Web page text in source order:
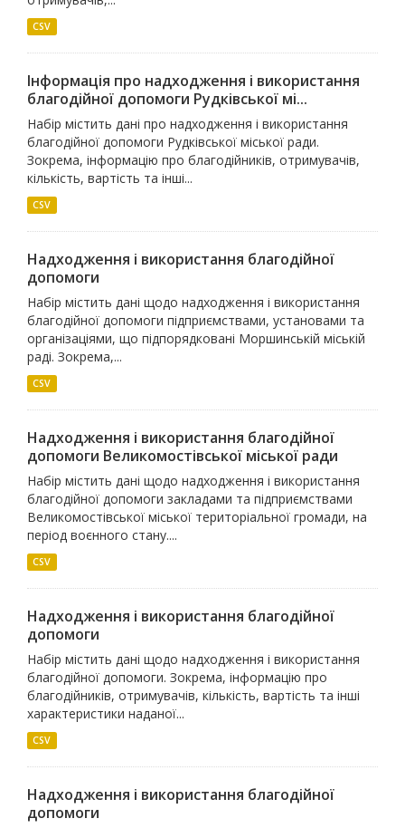
CSV
Інформація про надходження і використання
благодійної допомоги Рудківської мі...
Набір містить дані про надходження і використання
благодійної допомоги Рудківської міської ради.
Зокрема, інформацію про благодійників, отримувачів,
кількість, вартість та інші...
CSV
Надходження і використання благодійної
допомоги
Набір містить дані щодо надходження і використання
благодійної допомоги підприємствами, установами та
організаціями, що підпорядковані Моршинській міській
раді. Зокрема,...
CSV
Надходження і використання благодійної
допомоги Великомостівської міської ради
Набір містить дані щодо надходження і використання
благодійної допомоги закладами та підприємствами
Великомостівської міської територіальної громади, на
період воєнного стану....
CSV
Надходження і використання благодійної
допомоги
Набір містить дані щодо надходження і використання
благодійної допомоги. Зокрема, інформацію про
благодійників, отримувачів, кількість, вартість та інші
характеристики наданої...
CSV
Надходження і використання благодійної
допомоги